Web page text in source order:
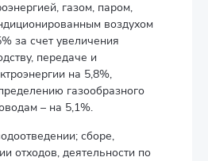
газом, паром,
воздухом
за счет увеличения
передаче и
на 5,8%,
газообразного
– на 5,1%.
сборе,
отходов, деятельности по